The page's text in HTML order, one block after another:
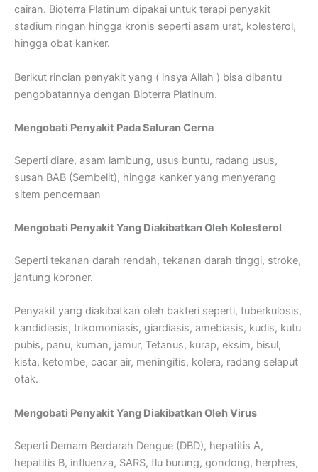
cairan. Bioterra Platinum dipakai untuk terapi penyakit
stadium ringan hingga kronis seperti asam urat, kolesterol,
hingga obat kanker.
Berikut rincian penyakit yang ( insya Allah ) bisa dibantu
pengobatannya dengan Bioterra Platinum.
Mengobati Penyakit Pada Saluran Cerna
Seperti diare, asam lambung, usus buntu, radang usus,
susah BAB (Sembelit), hingga kanker yang menyerang
sitem pencernaan
Mengobati Penyakit Yang Diakibatkan Oleh Kolesterol
Seperti tekanan darah rendah, tekanan darah tinggi, stroke,
jantung koroner.
Penyakit yang diakibatkan oleh bakteri seperti, tuberkulosis,
kandidiasis, trikomoniasis, giardiasis, amebiasis, kudis, kutu
pubis, panu, kuman, jamur, Tetanus, kurap, eksim, bisul,
kista, ketombe, cacar air, meningitis, kolera, radang selaput
otak.
Mengobati Penyakit Yang Diakibatkan Oleh Virus
Seperti Demam Berdarah Dengue (DBD), hepatitis A,
hepatitis B, influenza, SARS, flu burung, gondong, herphes,